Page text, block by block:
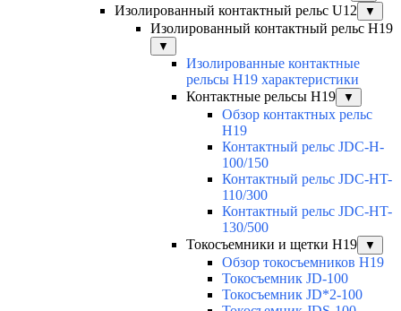
Изолированный контактный рельс U12 ▼
Изолированный контактный рельс Н19
▼
Изолированные контактные
рельсы Н19 характеристики
Контактные рельсы H19
▼
Обзор контактных рельс
H19
Контактный рельс JDC-H-
100/150
Контактный рельс JDC-HT-
110/300
Контактный рельс JDC-HT-
130/500
Токосъемники и щетки H19
▼
Обзор токосъемников H19
Токосъемник JD-100
Токосъемник JD*2-100